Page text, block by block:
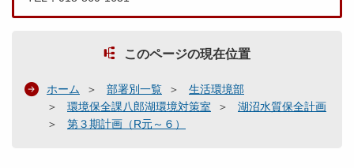
このページの現在位置
ホーム 部署別一覧
生活環境部
環境保全課八郎湖環境対策室
湖沼水質保全計画
第３期計画（R元～６）